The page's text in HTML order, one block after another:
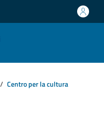
Centro per la cultura